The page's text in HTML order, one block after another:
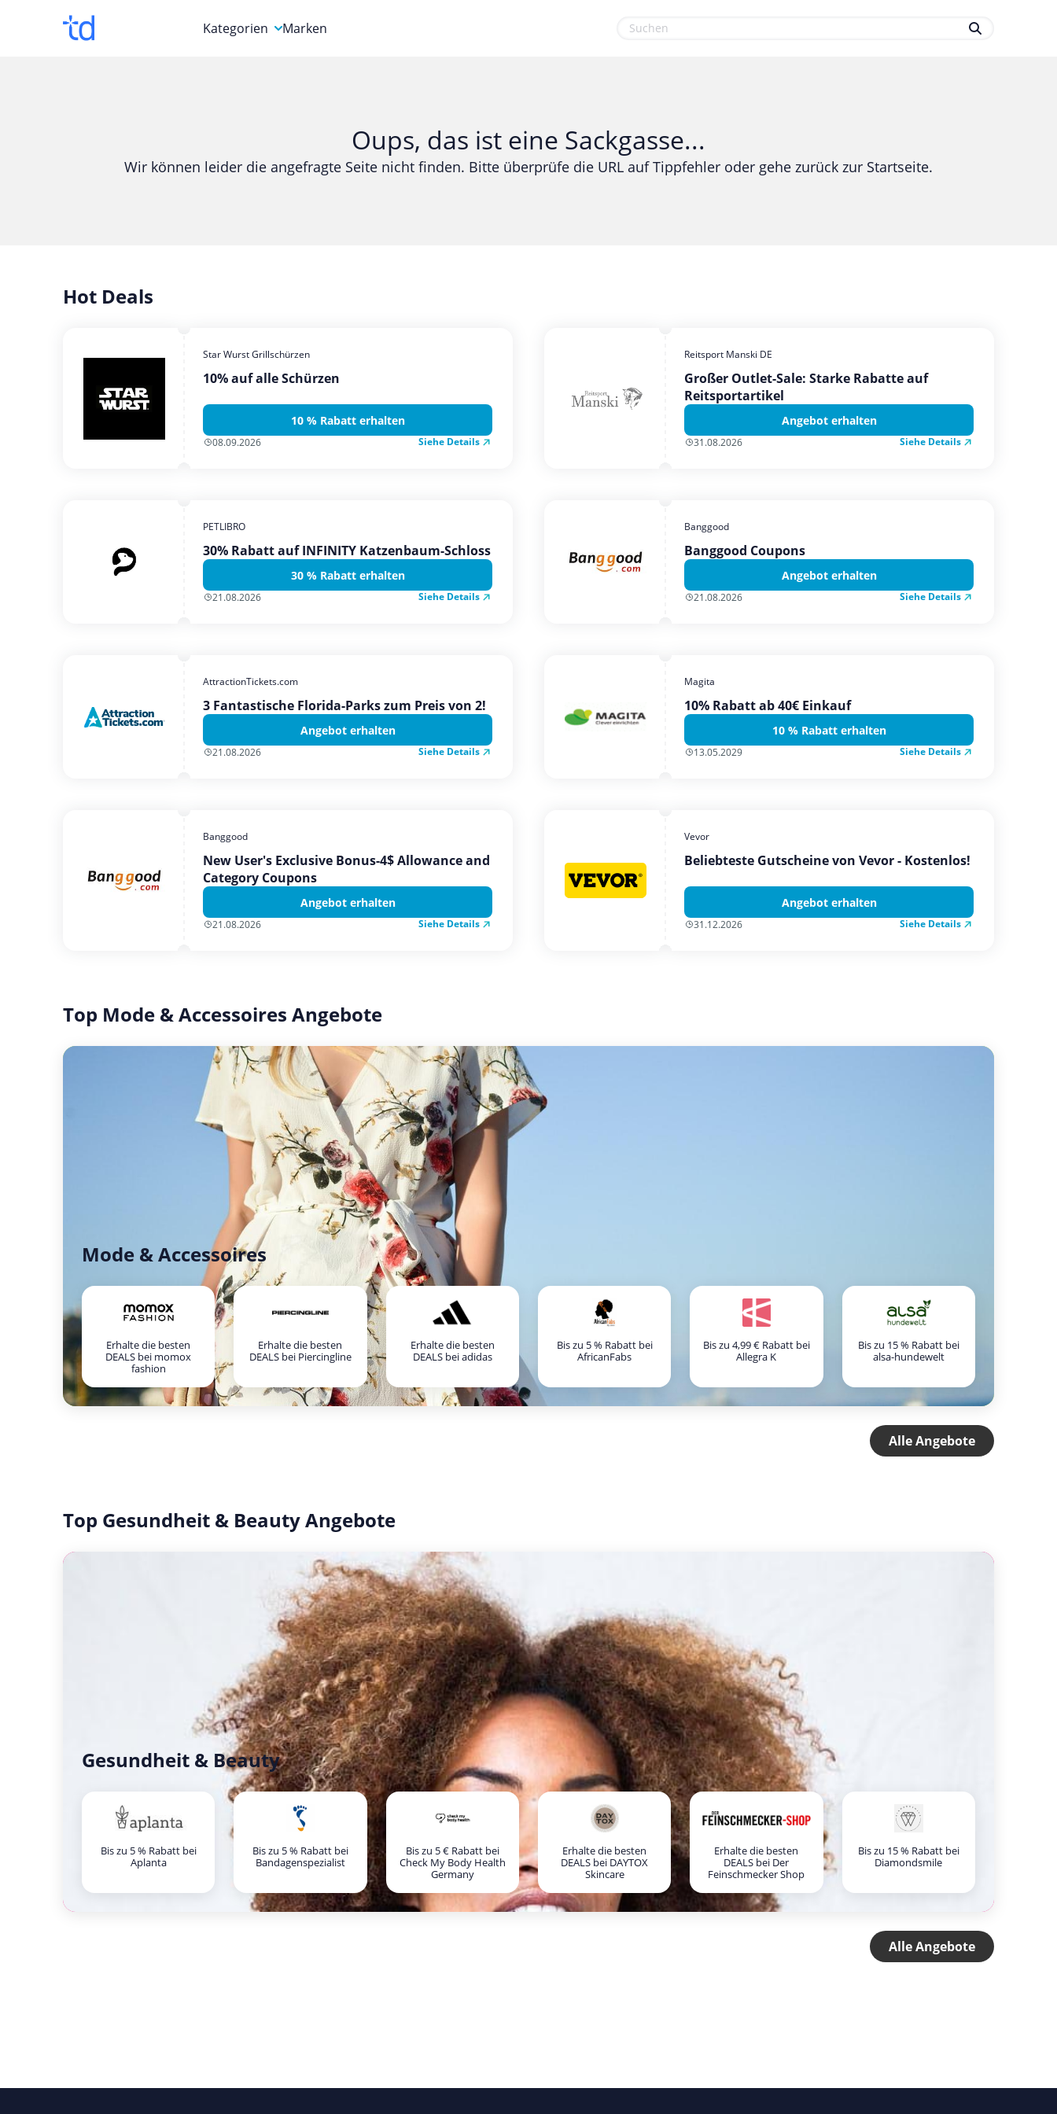
Kategorien
Computer & Elektronik
Gesundheit & Beauty
Mobilfunk & Internet
Marken
Oups, das ist eine Sackgasse...
Wir können leider die angefragte Seite nicht finden. Bitte überprüfe die URL auf Tippfehler oder gehe zurück zur Startseite.
Hot Deals
Star Wurst Grillschürzen
10% auf alle Schürzen
10 % Rabatt erhalten
08.09.2026 Siehe Details
Reitsport Manski DE
Großer Outlet-Sale: Starke Rabatte auf
Reitsportartikel
Angebot erhalten
31.08.2026 Siehe Details
PETLIBRO
30% Rabatt auf INFINITY Katzenbaum-Schloss
30 % Rabatt erhalten
21.08.2026 Siehe Details
Banggood
Banggood Coupons
Angebot erhalten
21.08.2026 Siehe Details
AttractionTickets.com
3 Fantastische Florida-Parks zum Preis von 2!
Angebot erhalten
21.08.2026 Siehe Details
Magita
10% Rabatt ab 40€ Einkauf
10 % Rabatt erhalten
13.05.2029 Siehe Details
Banggood
New User's Exclusive Bonus-4$ Allowance and
Category Coupons
Angebot erhalten
21.08.2026 Siehe Details
Vevor
Beliebteste Gutscheine von Vevor - Kostenlos!
Angebot erhalten
31.12.2026 Siehe Details
Top Mode & Accessoires Angebote
Mode & Accessoires
Erhalte die besten
DEALS bei momox
fashion
Erhalte die besten
DEALS bei Piercingline
Erhalte die besten
DEALS bei adidas
Bis zu 5 % Rabatt bei
AfricanFabs
Bis zu 4,99 € Rabatt bei
Allegra K
Bis zu 15 % Rabatt bei
alsa-hundewelt
Alle Angebote
Top Gesundheit & Beauty Angebote
Gesundheit & Beauty
Bis zu 5 % Rabatt bei
Aplanta
Bis zu 5 % Rabatt bei
Bandagenspezialist
Bis zu 5 € Rabatt bei
Check My Body Health
Germany
Erhalte die besten
DEALS bei DAYTOX
Skincare
Erhalte die besten
DEALS bei Der
Feinschmecker Shop
Bis zu 15 % Rabatt bei
Diamondsmile
Alle Angebote